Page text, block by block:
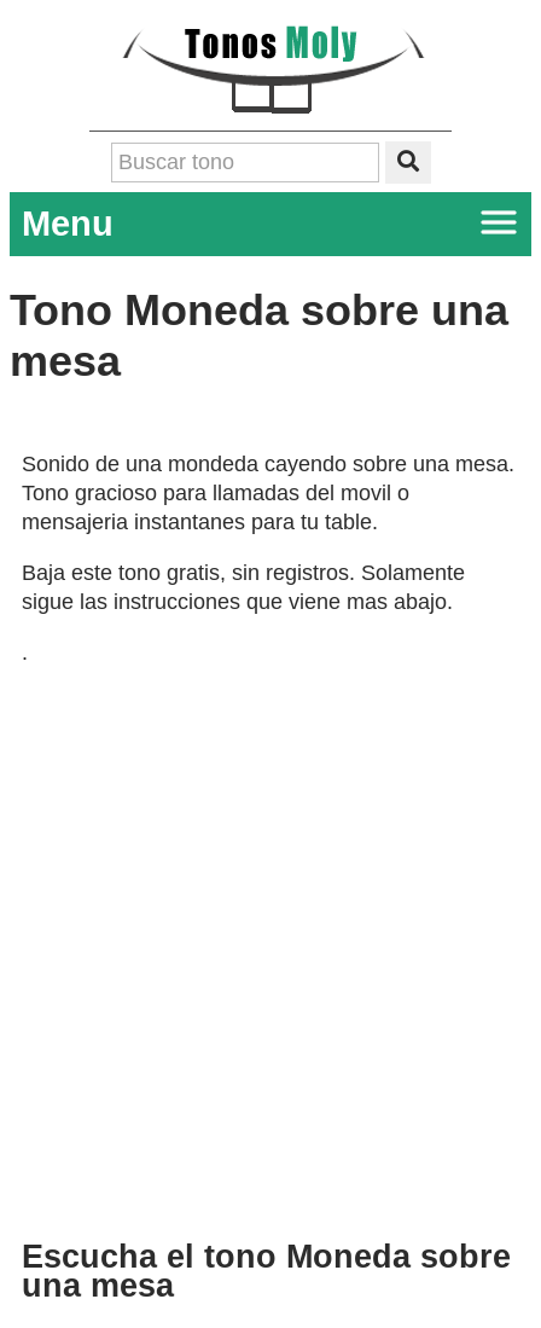
Menu
Tono Moneda sobre una
mesa
Sonido de una mondeda cayendo sobre una mesa.
Tono gracioso para llamadas del movil o
mensajeria instantanes para tu table.
Baja este tono gratis, sin registros. Solamente
sigue las instrucciones que viene mas abajo.
.
Escucha el tono Moneda sobre
una mesa